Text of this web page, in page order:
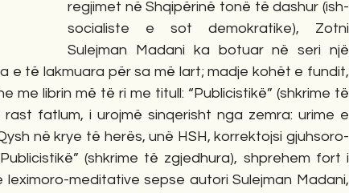
regjimet në Shqipërinë tonë të dashur (ish-
socialiste e sot demokratike), Zotni
Sulejman Madani ka botuar në seri një
e të lakmuara për sa më lart; madje kohët e fundit,
me librin më të ri me titull: “Publicistikë” (shkrime të
rast fatlum, i urojmë sinqerisht nga zemra: urime e
në krye të herës, unë HSH, korrektojsi gjuhsoro-
(shkrime të zgjedhura), shprehem fort i
meditative sepse autori Sulejman Madani,